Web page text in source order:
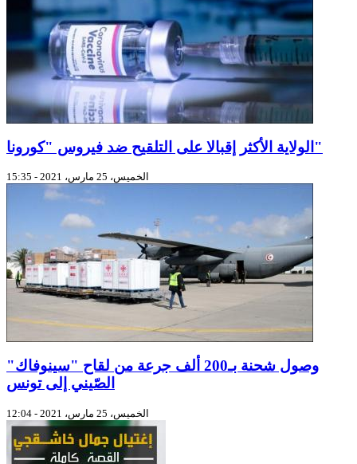
الولاية الأكثر إقبالا على التلقيح ضد فيروس "كورونا"
الخميس، 25 مارس، 2021 - 15:35
وصول شحنة بـ200 ألف جرعة من لقاح "سينوفاك"
الصّيني إلى تونس
الخميس، 25 مارس، 2021 - 12:04